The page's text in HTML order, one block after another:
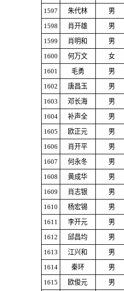
1597
朱代林
男
1598
肖开雄
男
1599
肖明和
男
1600
何万文
女
1601
毛勇
男
1602
唐昌玉
男
1603
邓长海
男
1604
补声全
男
1605
欧正元
男
1606
肖开平
男
1607
何永冬
男
1608
黄成华
男
1609
肖志银
男
1610
杨宏锡
男
1611
李开元
男
1612
邱昌均
男
1613
江兴和
男
1614
秦环
男
1615
欧俊元
男